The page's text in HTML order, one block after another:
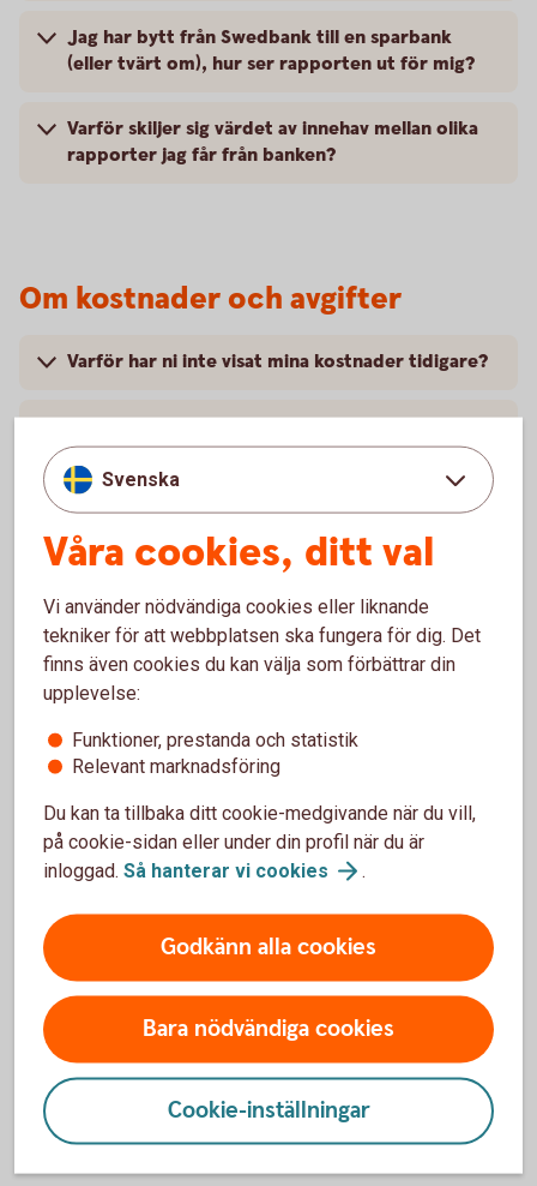
Jag har bytt från Swedbank till en sparbank
(eller tvärt om), hur ser rapporten ut för mig?
Varför skiljer sig värdet av innehav mellan olika
rapporter jag får från banken?
Om kostnader och avgifter
Varför har ni inte visat mina kostnader tidigare?
sammanställningen jämfört med årsbeskedet för
fonder eller försäkringar? Varför räknar ni inte
på samma sätt?
Hur har jag betalat de här avgifterna som står i
rapporten?
När betalade jag kostnaderna för fonderna?
Vad är det för skillnad på en ”kostnad” och en
”avgift”? Är inte allt bara ”kostnader”?
Varför står det provisioner, vad är det och vem
får dem?
Svenska
Våra cookies, ditt val
Vi använder nödvändiga cookies eller liknande
tekniker för att webbplatsen ska fungera för dig. Det
finns även cookies du kan välja som förbättrar din
upplevelse:
Funktioner, prestanda och statistik
Relevant marknadsföring
Du kan ta tillbaka ditt cookie-medgivande när du vill,
på cookie-sidan eller under din profil när du är
inloggad. Så hanterar vi cookies .
Godkänn alla cookies
Bara nödvändiga cookies
Cookie-inställningar